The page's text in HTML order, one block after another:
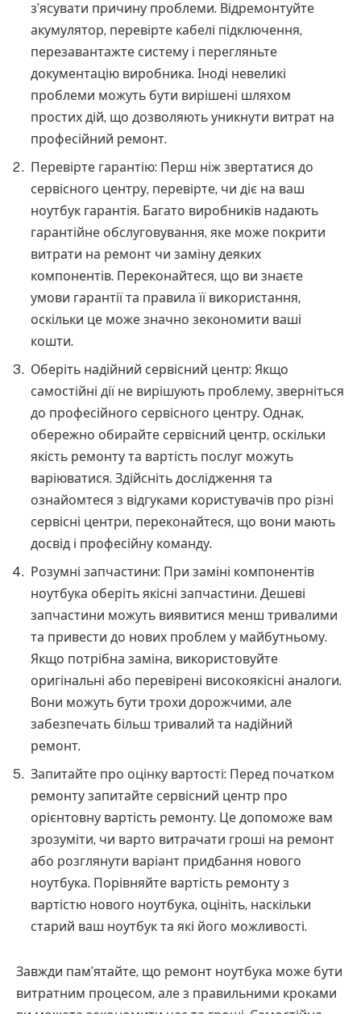
з’ясувати причину проблеми. Відремонтуйте
акумулятор, перевірте кабелі підключення,
перезавантажте систему і перегляньте
документацію виробника. Іноді невеликі
проблеми можуть бути вирішені шляхом
простих дій, що дозволяють уникнути витрат на
професійний ремонт.
Перевірте гарантію: Перш ніж звертатися до
сервісного центру, перевірте, чи діє на ваш
ноутбук гарантія. Багато виробників надають
гарантійне обслуговування, яке може покрити
витрати на ремонт чи заміну деяких
компонентів. Переконайтеся, що ви знаєте
умови гарантії та правила її використання,
оскільки це може значно зекономити ваші
кошти.
Оберіть надійний сервісний центр: Якщо
самостійні дії не вирішують проблему, зверніться
до професійного сервісного центру. Однак,
обережно обирайте сервісний центр, оскільки
якість ремонту та вартість послуг можуть
варіюватися. Здійсніть дослідження та
ознайомтеся з відгуками користувачів про різні
сервісні центри, переконайтеся, що вони мають
досвід і професійну команду.
Розумні запчастини: При заміні компонентів
ноутбука оберіть якісні запчастини. Дешеві
запчастини можуть виявитися менш тривалими
та привести до нових проблем у майбутньому.
Якщо потрібна заміна, використовуйте
оригінальні або перевірені високоякісні аналоги.
Вони можуть бути трохи дорожчими, але
забезпечать більш тривалий та надійний
ремонт.
Запитайте про оцінку вартості: Перед початком
ремонту запитайте сервісний центр про
орієнтовну вартість ремонту. Це допоможе вам
зрозуміти, чи варто витрачати гроші на ремонт
або розглянути варіант придбання нового
ноутбука. Порівняйте вартість ремонту з
вартістю нового ноутбука, оцініть, наскільки
старий ваш ноутбук та які його можливості.
Завжди пам’ятайте, що ремонт ноутбука може бути
витратним процесом, але з правильними кроками